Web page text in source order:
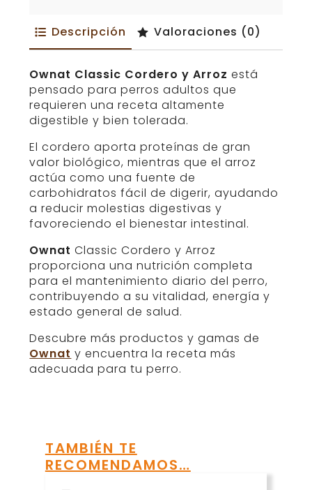
cantidad
Descripción Valoraciones (0)
Ownat Classic Cordero y Arroz está
pensado para perros adultos que
requieren una receta altamente
digestible y bien tolerada.
El cordero aporta proteínas de gran
valor biológico, mientras que el arroz
actúa como una fuente de
carbohidratos fácil de digerir, ayudando
a reducir molestias digestivas y
favoreciendo el bienestar intestinal.
Ownat Classic Cordero y Arroz
proporciona una nutrición completa
para el mantenimiento diario del perro,
contribuyendo a su vitalidad, energía y
estado general de salud.
Descubre más productos y gamas de
Ownat y encuentra la receta más
adecuada para tu perro.
TAMBIÉN TE
RECOMENDAMOS…